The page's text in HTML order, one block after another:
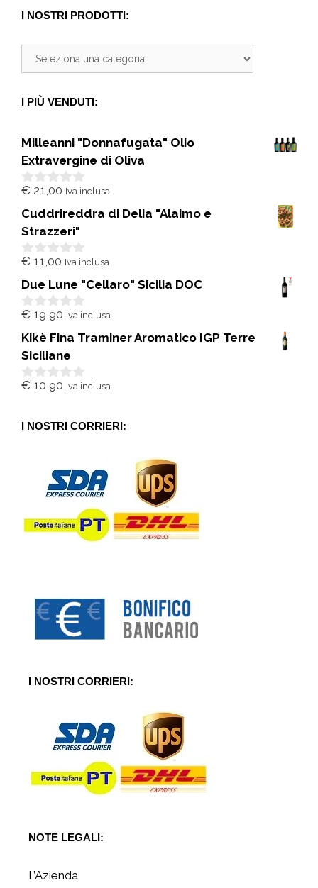
I NOSTRI PRODOTTI:
I PIÙ VENDUTI:
Milleanni "Donnafugata" Olio
Extravergine di Oliva
0
u
5
€ 21,00 Iva inclusa
Cuddrireddra di Delia "Alaimo e
Strazzeri"
0
u
5
€ 11,00 Iva inclusa
Due Lune "Cellaro" Sicilia DOC
0
u
5
€ 19,90 Iva inclusa
Kikè Fina Traminer Aromatico IGP Terre
Siciliane
0
5
€ 10,90 Iva inclusa
I NOSTRI CORRIERI:
I NOSTRI CORRIERI:
NOTE LEGALI:
L’Azienda